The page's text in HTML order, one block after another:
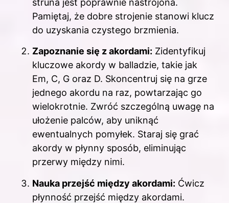
struna jest poprawnie nastrojona.
Pamiętaj, że dobre strojenie stanowi klucz
do uzyskania czystego brzmienia.
Zapoznanie się z akordami: Zidentyfikuj
kluczowe akordy w balladzie, takie jak
Em, C, G oraz D. Skoncentruj się na grze
jednego akordu na raz, powtarzając go
wielokrotnie. Zwróć szczególną uwagę na
ułożenie palców, aby uniknąć
ewentualnych pomyłek. Staraj się grać
akordy w płynny sposób, eliminując
przerwy między nimi.
Nauka przejść między akordami: Ćwicz
płynność przejść między akordami.